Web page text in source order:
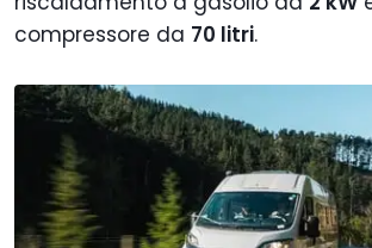
compressore da 70 litri.